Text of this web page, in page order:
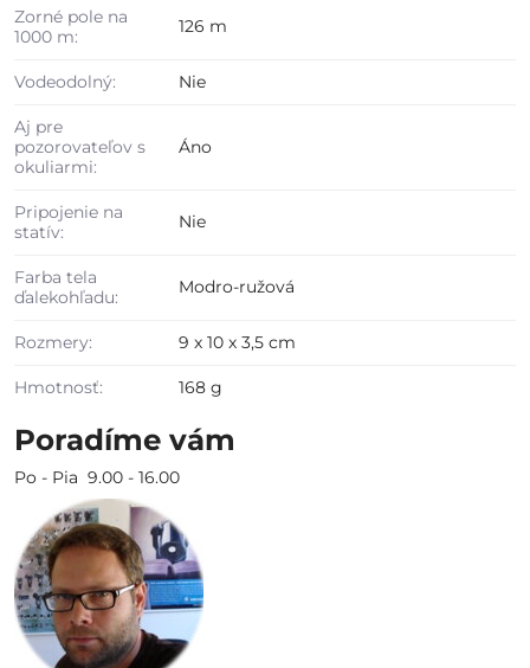
Zorné pole na
1000 m:
126 m
Vodeodolný: Nie
Aj pre
pozorovateľov s
okuliarmi:
Áno
Pripojenie na
statív:
Nie
Farba tela
ďalekohľadu:
Modro-ružová
Rozmery: 9 x 10 x 3,5 cm
Hmotnosť: 168 g
Poradíme vám
Po - Pia 9.00 - 16.00